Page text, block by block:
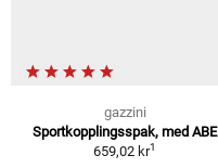
gazzini
Sportkopplingsspak, med ABE
659,02 kr1